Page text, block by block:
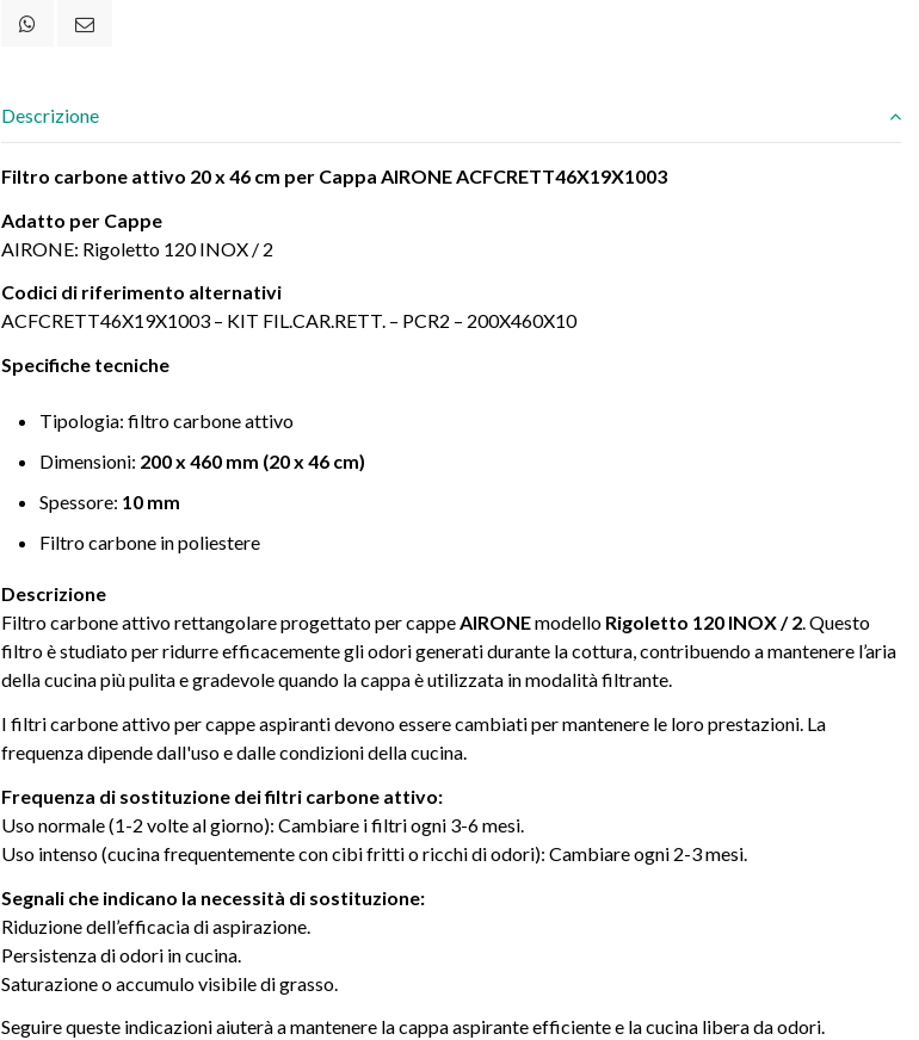
Descrizione
Filtro carbone attivo 20 x 46 cm per Cappa AIRONE ACFCRETT46X19X1003
Adatto per Cappe
AIRONE: Rigoletto 120 INOX / 2
Codici di riferimento alternativi
ACFCRETT46X19X1003 – KIT FIL.CAR.RETT. – PCR2 – 200X460X10
Specifiche tecniche
Tipologia: filtro carbone attivo
Dimensioni: 200 x 460 mm (20 x 46 cm)
Spessore: 10 mm
Filtro carbone in poliestere
Descrizione
Filtro carbone attivo rettangolare progettato per cappeAIRONEmodello Rigoletto 120 INOX / 2. Questo
filtro è studiato per ridurre efficacemente gli odori generati durante la cottura, contribuendo a mantenere l’aria
della cucina più pulita e gradevole quando la cappa è utilizzata in modalità filtrante.
I filtri carbone attivo per cappe aspiranti devono essere cambiati per mantenere le loro prestazioni. La
frequenza dipende dall'uso e dalle condizioni della cucina.
Frequenza di sostituzione dei filtri carbone attivo:
Uso normale (1-2 volte al giorno): Cambiare i filtri ogni 3-6 mesi.
Uso intenso (cucina frequentemente con cibi fritti o ricchi di odori): Cambiare ogni 2-3 mesi.
Segnali che indicano la necessità di sostituzione:
Riduzione dell’efficacia di aspirazione.
Persistenza di odori in cucina.
Saturazione o accumulo visibile di grasso.
Seguire queste indicazioni aiuterà a mantenere la cappa aspirante efficiente e la cucina libera da odori.